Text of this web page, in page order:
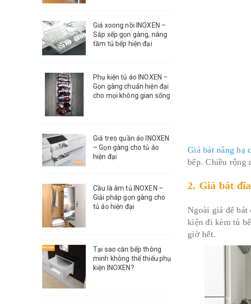
Giá bát nâng hạ
bếp. Chiều rộng
2. Giá bát
Ngoài giá để
kiện đi kèm tủ
giờ hết.
Giá xoong nồi INOXEN –
Sắp xếp gọn gàng, nâng
tầm tủ bếp hiện đại
Phụ kiện tủ áo INOXEN –
Gọn gàng chuẩn hiện đại
cho mọi không gian sống
Giá treo quần áo INOXEN
– Gọn gàng cho tủ áo
hiện đại
Cầu là âm tủ INOXEN –
Giải pháp gọn gàng cho
tủ áo hiện đại
Tại sao căn bếp thông
minh không thể thiếu phụ
kiện INOXEN?